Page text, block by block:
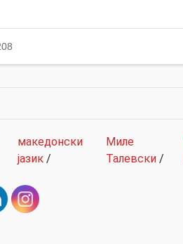
македонски
јазик /
Миле
Талевски /